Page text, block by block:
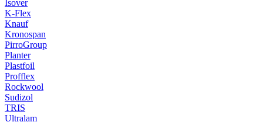
Isover
K-Flex
Knauf
Kronospan
PirroGroup
Planter
Plastfoil
Profflex
Rockwool
Sudizol
TRIS
Ultralam